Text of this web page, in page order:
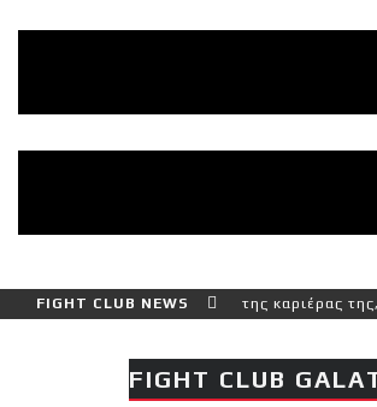
FIGHT CLUB NEWS
και πιο δύσκολο αγώνα της καριέρας της,
FIGHT CLUB